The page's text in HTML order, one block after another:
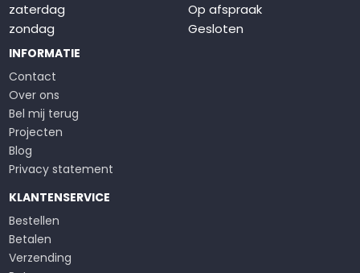
zaterdag
Op afspraak
zondag
Gesloten
INFORMATIE
Contact
Over ons
Bel mij terug
Projecten
Blog
Privacy statement
KLANTENSERVICE
Bestellen
Betalen
Verzending